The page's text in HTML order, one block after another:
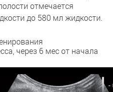
отмечается
до 580 мл жидкости.
через 6 мес от начала